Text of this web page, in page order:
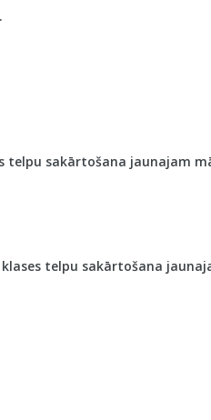
sakārtošana jaunajam
telpu sakārtošana